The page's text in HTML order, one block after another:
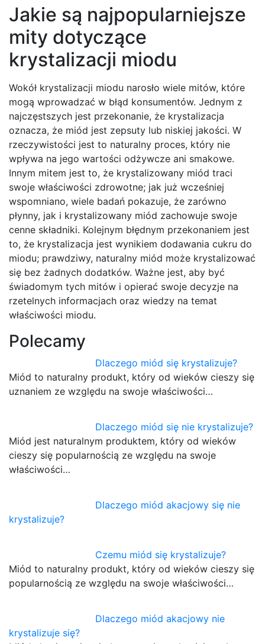
Jakie są najpopularniejsze
mity dotyczące
krystalizacji miodu
Wokół krystalizacji miodu narosło wiele mitów, które
mogą wprowadzać w błąd konsumentów. Jednym z
najczęstszych jest przekonanie, że krystalizacja
oznacza, że miód jest zepsuty lub niskiej jakości. W
rzeczywistości jest to naturalny proces, który nie
wpływa na jego wartości odżywcze ani smakowe.
Innym mitem jest to, że krystalizowany miód traci
swoje właściwości zdrowotne; jak już wcześniej
wspomniano, wiele badań pokazuje, że zarówno
płynny, jak i krystalizowany miód zachowuje swoje
cenne składniki. Kolejnym błędnym przekonaniem jest
to, że krystalizacja jest wynikiem dodawania cukru do
miodu; prawdziwy, naturalny miód może krystalizować
się bez żadnych dodatków. Ważne jest, aby być
świadomym tych mitów i opierać swoje decyzje na
rzetelnych informacjach oraz wiedzy na temat
właściwości miodu.
Polecamy
Dlaczego miód się krystalizuje?
Miód to naturalny produkt, który od wieków cieszy się
uznaniem ze względu na swoje właściwości…
Dlaczego miód się nie krystalizuje?
Miód jest naturalnym produktem, który od wieków
cieszy się popularnością ze względu na swoje
właściwości…
Dlaczego miód akacjowy się nie
krystalizuje?
Czemu miód się krystalizuje?
Miód to naturalny produkt, który od wieków cieszy się
popularnością ze względu na swoje właściwości…
Dlaczego miód akacjowy nie
krystalizuje się?